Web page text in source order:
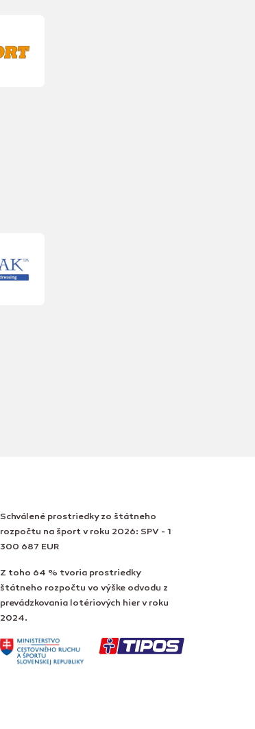
Schválené prostriedky zo štátneho
rozpočtu na šport v roku 2026: SPV - 1
300 687 EUR
Z toho 64 % tvoria prostriedky
štátneho rozpočtu vo výške odvodu z
prevádzkovania lotériových hier v roku
2024.